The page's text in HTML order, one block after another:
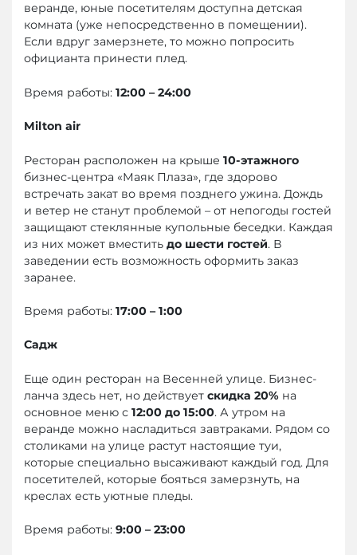
веранде, юные посетителям доступна детская
комната (уже непосредственно в помещении).
Если вдруг замерзнете, то можно попросить
официанта принести плед.
Время работы: 12:00 – 24:00
Milton air
Ресторан расположен на крыше 10-этажного
бизнес-центра «Маяк Плаза», где здорово
встречать закат во время позднего ужина. Дождь
и ветер не станут проблемой – от непогоды гостей
защищают стеклянные купольные беседки. Каждая
из них может вместить до шести гостей. В
заведении есть возможность оформить заказ
заранее.
Время работы: 17:00 – 1:00
Садж
Еще один ресторан на Весенней улице. Бизнес-
ланча здесь нет, но действует скидка 20% на
основное меню с 12:00 до 15:00. А утром на
веранде можно насладиться завтраками. Рядом со
столиками на улице растут настоящие туи,
которые специально высаживают каждый год. Для
посетителей, которые бояться замерзнуть, на
креслах есть уютные пледы.
Время работы: 9:00 – 23:00